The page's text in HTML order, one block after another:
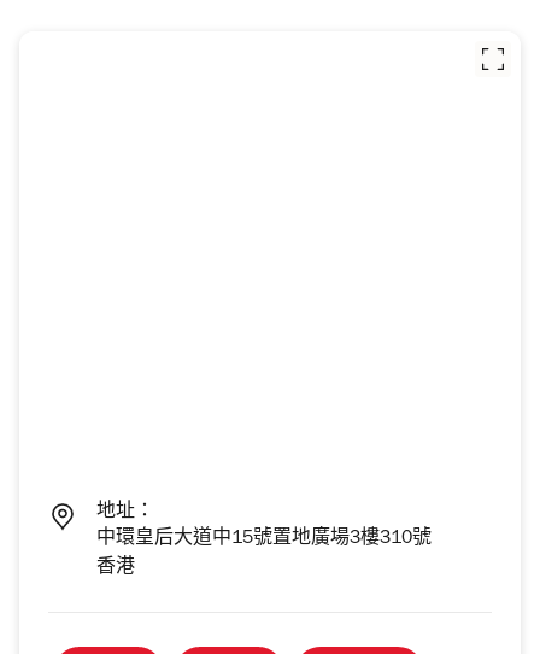
地址：
中環皇后大道中15號置地廣場3樓310號
香港